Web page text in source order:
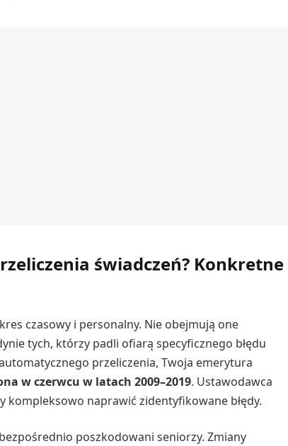
świadczeń? Konkretne
czasowy i personalny. Nie obejmują one
tych, którzy padli ofiarą specyficznego błędu
przeliczenia, Twoja emerytura
w czerwcu w latach 2009–2019. Ustawodawca
kompleksowo naprawić zidentyfikowane błędy.
poszkodowani seniorzy. Zmiany